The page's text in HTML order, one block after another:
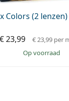
Colors (2
€ 23,99 € 23,99 per
op voorraad